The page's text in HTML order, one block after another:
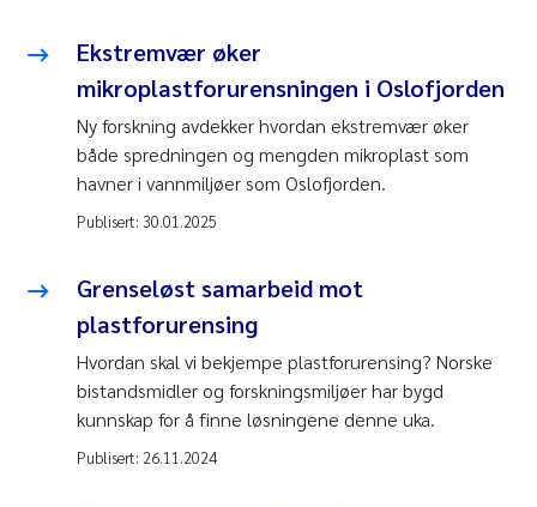
Ekstremvær øker
mikroplastforurensningen i Oslofjorden
Ny forskning avdekker hvordan ekstremvær øker
både spredningen og mengden mikroplast som
havner i vannmiljøer som Oslofjorden.
Publisert: 30.01.2025
Grenseløst samarbeid mot
plastforurensing
Hvordan skal vi bekjempe plastforurensing? Norske
bistandsmidler og forskningsmiljøer har bygd
kunnskap for å finne løsningene denne uka.
Publisert: 26.11.2024